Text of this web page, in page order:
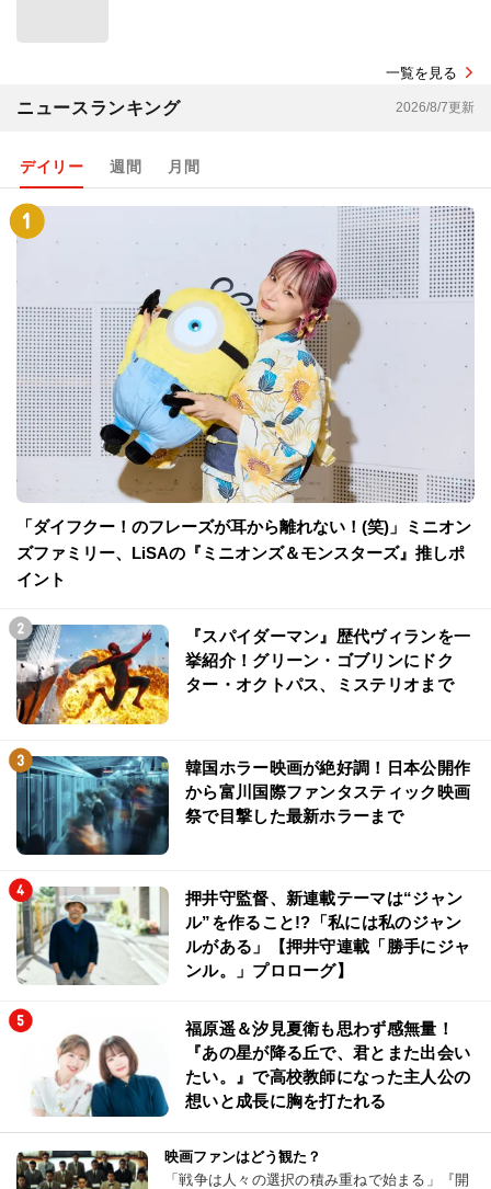
一覧を見る
ニュースランキング 2026/8/7更新
デイリー 週間 月間
「ダイフクー！のフレーズが耳から離れない！(笑)」ミニオン
ズファミリー、LiSAの『ミニオンズ＆モンスターズ』推しポ
イント
『スパイダーマン』歴代ヴィランを一
挙紹介！グリーン・ゴブリンにドク
ター・オクトパス、ミステリオまで
韓国ホラー映画が絶好調！日本公開作
から富川国際ファンタスティック映画
祭で目撃した最新ホラーまで
押井守監督、新連載テーマは“ジャン
ル”を作ること!?「私には私のジャン
ルがある」【押井守連載「勝手にジャ
ンル。」プロローグ】
福原遥＆汐見夏衛も思わず感無量！
『あの星が降る丘で、君とまた出会い
たい。』で高校教師になった主人公の
想いと成長に胸を打たれる
映画ファンはどう観た？
「戦争は人々の選択の積み重ねで始まる」『開